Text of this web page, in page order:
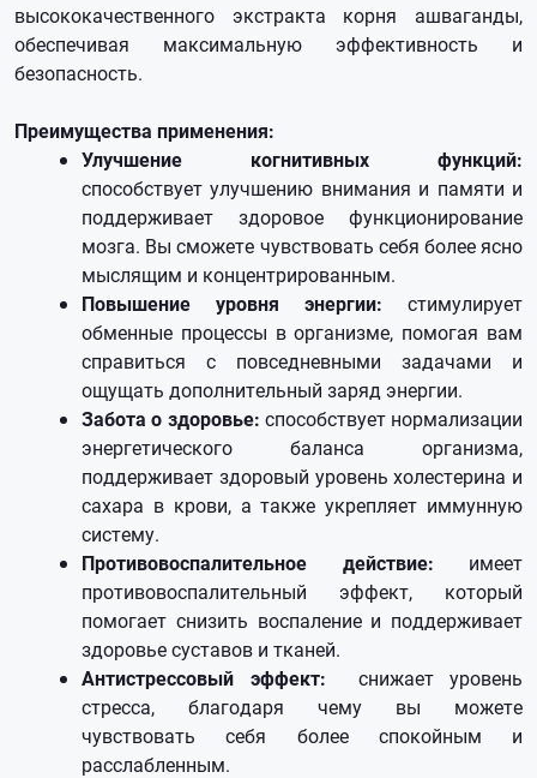
высококачественного экстракта корня ашваганды,
обеспечивая максимальную эффективность и
безопасность.
Преимущества применения:
Улучшение когнитивных функций:
способствует улучшению внимания и памяти и
поддерживает здоровое функционирование
мозга. Вы сможете чувствовать себя более ясно
мыслящим и концентрированным.
Повышение уровня энергии: стимулирует
обменные процессы в организме, помогая вам
справиться с повседневными задачами и
ощущать дополнительный заряд энергии.
Забота о здоровье: способствует нормализации
энергетического баланса организма,
поддерживает здоровый уровень холестерина и
сахара в крови, а также укрепляет иммунную
систему.
Противовоспалительное действие: имеет
противовоспалительный эффект, который
помогает снизить воспаление и поддерживает
здоровье суставов и тканей.
Антистрессовый эффект:
снижает уровень
стресса, благодаря чему вы можете
чувствовать себя более спокойным и
расслабленным.